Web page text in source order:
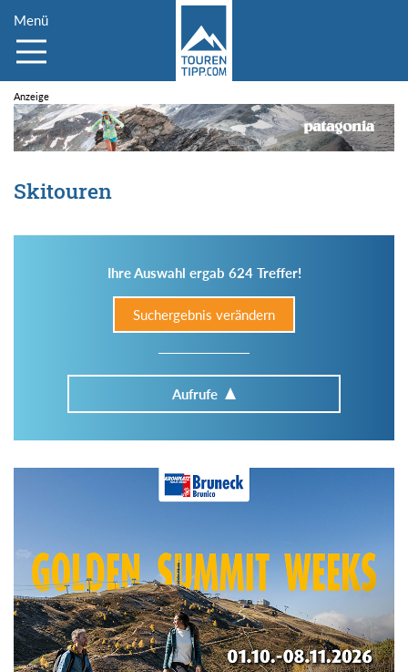
Menü
Skitouren
Ihre Auswahl ergab 624 Treffer!
Suchergebnis verändern
Aufrufe
Im Tourenarchiv suchen
Region: